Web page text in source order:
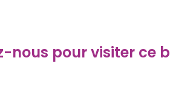
pour visiter ce